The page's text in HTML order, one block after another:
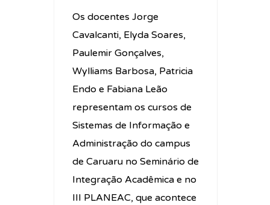
Os docentes Jorge
Cavalcanti, Elyda Soares,
Paulemir Gonçalves,
Wylliams Barbosa, Patricia
Endo e Fabiana Leão
representam os cursos de
Sistemas de Informação e
Administração do campus
de Caruaru no Seminário de
Integração Acadêmica e no
III PLANEAC, que acontece